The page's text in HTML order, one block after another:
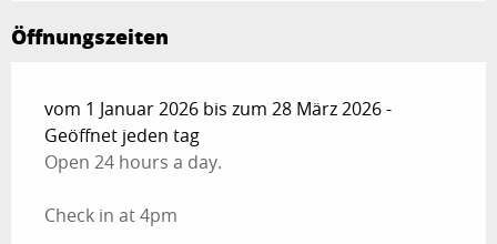
Öffnungszeiten
vom 1 Januar 2026 bis zum 28 März 2026 -
Geöffnet jeden tag
Open 24 hours a day.
Check in at 4pm